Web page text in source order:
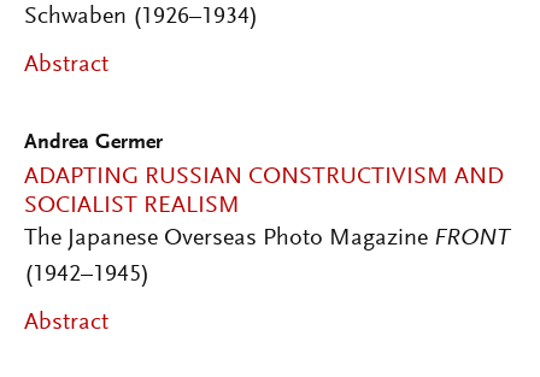
Schwaben (1926–1934)
Abstract
Andrea Germer
ADAPTING RUSSIAN CONSTRUCTIVISM AND
SOCIALIST REALISM
The Japanese Overseas Photo Magazine FRONT
(1942–1945)
Abstract